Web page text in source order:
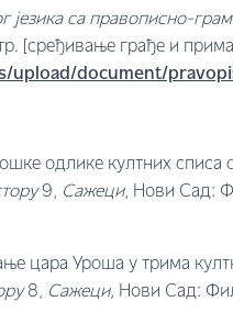
језика са правописно-
[сређивање грађе и
upload/document/
одлике култних списа
9, Сажеци, Нови Сад:
цара Уроша у трима
8, Сажеци, Нови Сад: